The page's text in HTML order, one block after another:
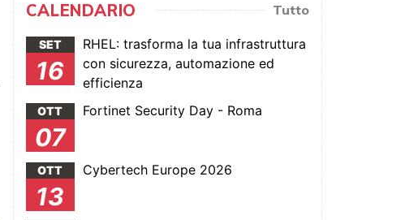
CALENDARIO Tutto
SET
16
RHEL: trasforma la tua infrastruttura
con sicurezza, automazione ed
efficienza
OTT
07
Fortinet Security Day - Roma
OTT
13
Cybertech Europe 2026